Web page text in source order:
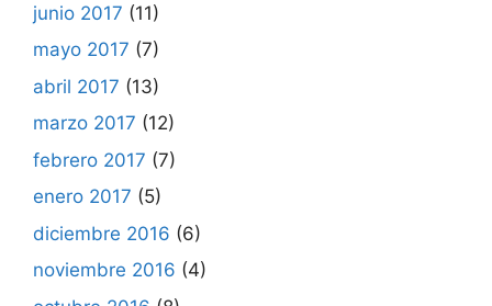
junio 2017 (11)
mayo 2017 (7)
abril 2017 (13)
marzo 2017 (12)
febrero 2017 (7)
enero 2017 (5)
diciembre 2016 (6)
noviembre 2016 (4)